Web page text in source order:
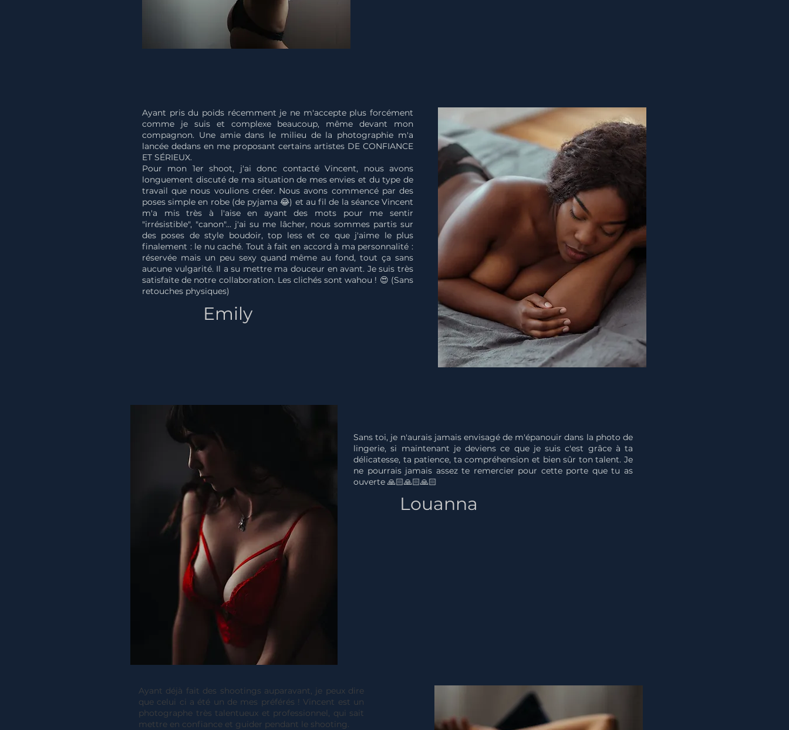
Ayant pris du poids récemment je ne m'accepte plus forcément
comme je suis et complexe beaucoup, même devant mon
compagnon. Une amie dans le milieu de la photographie m'a
lancée dedans en me proposant certains artistes DE CONFIANCE
ET SÉRIEUX.
Pour mon 1er shoot, j'ai donc contacté Vincent, nous avons
longuement discuté de ma situation de mes envies et du type de
travail que nous voulions créer. Nous avons commencé par des
poses simple en robe (de pyjama 😂) et au fil de la séance Vincent
m'a mis très à l'aise en ayant des mots pour me sentir
"irrésistible", "canon"... j'ai su me lâcher, nous sommes partis sur
des poses de style boudoir, top less et ce que j'aime le plus
finalement : le nu caché. Tout à fait en accord à ma personnalité :
réservée mais un peu sexy quand même au fond, tout ça sans
aucune vulgarité. Il a su mettre ma douceur en avant. Je suis très
satisfaite de notre collaboration. Les clichés sont wahou ! 😍 (Sans
retouches physiques)
Emily
Sans toi, je n'aurais jamais envisagé de m'épanouir dans la photo de
lingerie, si maintenant je deviens ce que je suis c'est grâce à ta
délicatesse, ta patience, ta compréhension et bien sûr ton talent. Je
ne pourrais jamais assez te remercier pour cette porte que tu as
ouverte 🙏🏻🙏🏻🙏🏻
Louanna
Ayant déjà fait des shootings auparavant, je peux dire
que celui ci a été un de mes préférés ! Vincent est un
photographe très talentueux et professionnel, qui sait
mettre en confiance et guider pendant le shooting.